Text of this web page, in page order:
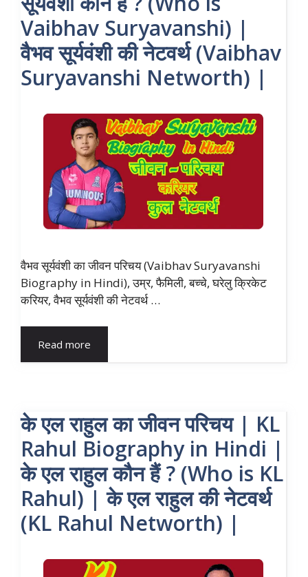
Vaibhav Suryavanshi) |
वैभव सूर्यवंशी की नेटवर्थ (Vaibhav
Suryavanshi Networth) |
वैभव सूर्यवंशी का जीवन परिचय (Vaibhav Suryavanshi
Biography in Hindi), उम्र, फैमिली, बच्चे, घरेलु क्रिकेट
करियर, वैभव सूर्यवंशी की नेटवर्थ …
Read more
के एल राहुल का जीवन परिचय | KL
Rahul Biography in Hindi |
के एल राहुल कौन हैं ? (Who is KL
Rahul) | के एल राहुल की नेटवर्थ
(KL Rahul Networth) |